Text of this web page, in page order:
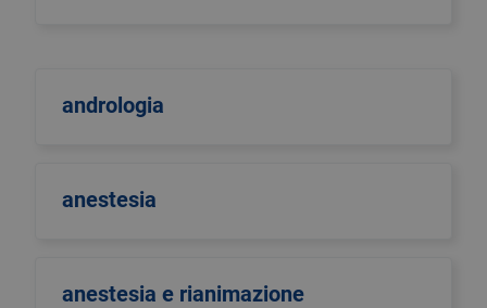
andrologia
anestesia
anestesia e rianimazione